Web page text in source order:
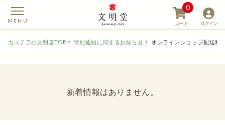
【カステラの文明堂】
ログイン
カート
0
カステラの文明堂TOP 特別通知に関するお知らせ オンラインショップ配送料
新着情報はありません。